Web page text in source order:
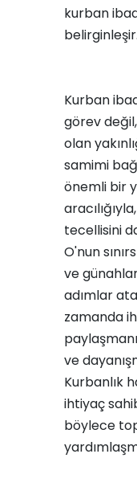
kurban
belirginleşir.
Kurban
görev
olan
samimi
önemli bir
tecellisini
O'nun
ve
adımlar
zamanda
ve
Kurbanlık
ihtiyaç
böylece